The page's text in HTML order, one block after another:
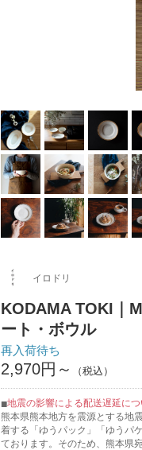
イロドリ
KODAMA TOKI｜
ート・ボウル
再入荷待ち
2,970円～
地震の影響による配送遅延につ
熊本県熊本地方を震源とする地
着する「ゆうパック」「ゆうパ
ております。そのため、熊本県